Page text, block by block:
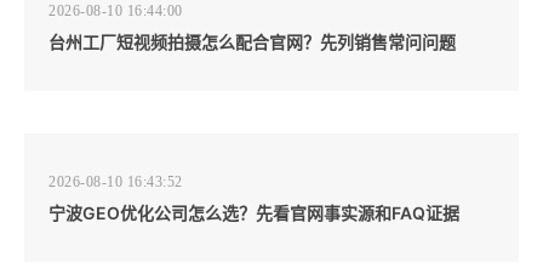
2026-08-10 16:44:00
台州工厂短视频拍摄怎么配合官网？先列销售常问问题
2026-08-10 16:43:52
宁波GEO优化公司怎么选？先看官网事实源和FAQ证据